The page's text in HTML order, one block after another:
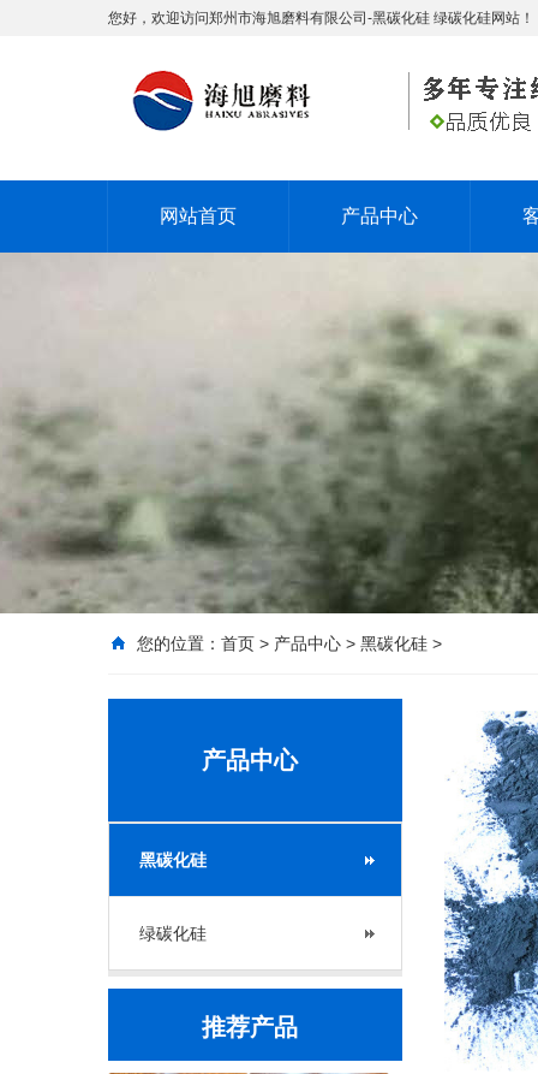
您好，欢迎访问郑州市海旭磨料有限公司-黑碳化硅 绿碳化硅网站！
网站首页 产品中心
您的位置： 首页 > 产品中心 > 黑碳化硅 >
产品中心
黑碳化硅
绿碳化硅
推荐产品